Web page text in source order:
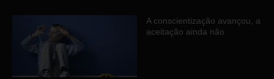
A conscientização avançou, a
aceitação ainda não